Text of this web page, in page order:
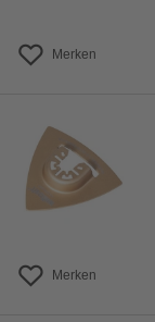
Merken
Merken